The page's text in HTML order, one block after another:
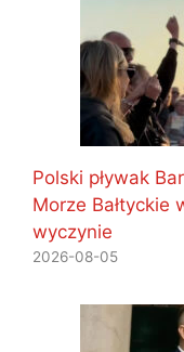
Polski pływak
Morze Bałtyckie
wyczynie
2026-08-05